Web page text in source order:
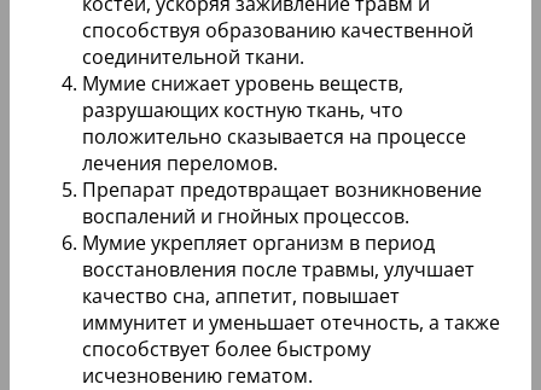
способствуя образованию качественной
соединительной ткани.
Мумие снижает уровень веществ,
разрушающих костную ткань, что
положительно сказывается на процессе
лечения переломов.
Препарат предотвращает возникновение
воспалений и гнойных процессов.
Мумие укрепляет организм в период
восстановления после травмы, улучшает
качество сна, аппетит, повышает
иммунитет и уменьшает отечность, а также
способствует более быстрому
исчезновению гематом.